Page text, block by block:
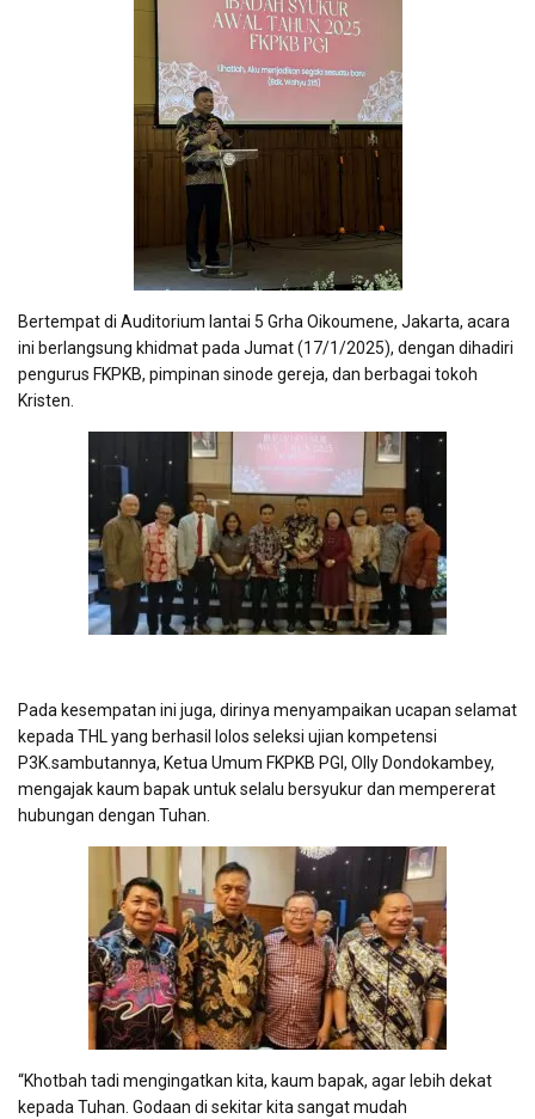
Bertempat di Auditorium lantai 5 Grha Oikoumene, Jakarta, acara
ini berlangsung khidmat pada Jumat (17/1/2025), dengan dihadiri
pengurus FKPKB, pimpinan sinode gereja, dan berbagai tokoh
Kristen.
Pada kesempatan ini juga, dirinya menyampaikan ucapan selamat
kepada THL yang berhasil lolos seleksi ujian kompetensi
P3K.sambutannya, Ketua Umum FKPKB PGI, Olly Dondokambey,
mengajak kaum bapak untuk selalu bersyukur dan mempererat
hubungan dengan Tuhan.
“Khotbah tadi mengingatkan kita, kaum bapak, agar lebih dekat
kepada Tuhan. Godaan di sekitar kita sangat mudah